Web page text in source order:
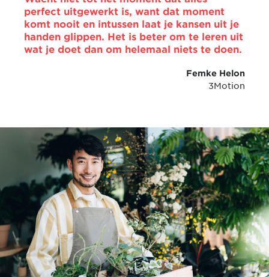
perfect uitgewerkt is, want dat moment
komt nooit en intussen laat je kansen uit je
handen glippen. Het is beter om te leren uit
wat je doet dan om helemaal niets te doen.
Femke Helon
3Motion